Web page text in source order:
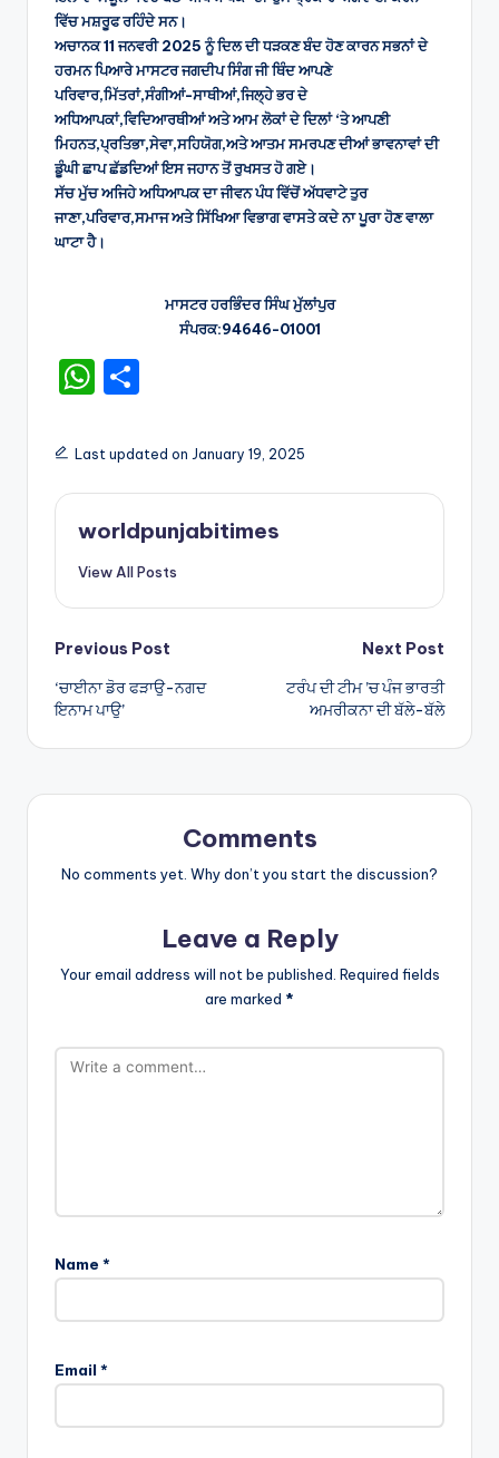
ਵਿੱਚ ਮਸ਼ਰੂਫ ਰਹਿੰਦੇ ਸਨ।
ਅਚਾਨਕ 11 ਜਨਵਰੀ 2025 ਨੂੰ ਦਿਲ ਦੀ ਧੜਕਣ ਬੰਦ ਹੋਣ ਕਾਰਨ ਸਭਨਾਂ ਦੇ
ਹਰਮਨ ਪਿਆਰੇ ਮਾਸਟਰ ਜਗਦੀਪ ਸਿੰਗ ਜੀ ਥਿੰਦ ਆਪਣੇ
ਪਰਿਵਾਰ,ਮਿੱਤਰਾਂ,ਸੰਗੀਆਂ-ਸਾਥੀਆਂ,ਜਿਲ੍ਹੇ ਭਰ ਦੇ
ਅਧਿਆਪਕਾਂ,ਵਿਦਿਆਰਥੀਆਂ ਅਤੇ ਆਮ ਲੋਕਾਂ ਦੇ ਦਿਲਾਂ ‘ਤੇ ਆਪਣੀ
ਮਿਹਨਤ,ਪ੍ਰਤਿਭਾ,ਸੇਵਾ,ਸਹਿਯੋਗ,ਅਤੇ ਆਤਮ ਸਮਰਪਣ ਦੀਆਂ ਭਾਵਨਾਵਾਂ ਦੀ
ਡੂੰਘੀ ਛਾਪ ਛੱਡਦਿਆਂ ਇਸ ਜਹਾਨ ਤੋਂ ਰੁਖਸਤ ਹੋ ਗਏ।
ਸੱਚ ਮੁੱਚ ਅਜਿਹੇ ਅਧਿਆਪਕ ਦਾ ਜੀਵਨ ਪੰਧ ਵਿੱਚੋਂ ਅੱਧਵਾਟੇ ਤੁਰ
ਜਾਣਾ,ਪਰਿਵਾਰ,ਸਮਾਜ ਅਤੇ ਸਿੱਖਿਆ ਵਿਭਾਗ ਵਾਸਤੇ ਕਦੇ ਨਾ ਪੂਰਾ ਹੋਣ ਵਾਲਾ
ਘਾਟਾ ਹੈ।
ਮਾਸਟਰ ਹਰਭਿੰਦਰ ਸਿੰਘ ਮੁੱਲਾਂਪੁਰ
ਸੰਪਰਕ:94646-01001
W
a
ts
A
p
ar
e
Last updated on January 19, 2025
worldpunjabitimes
View All Posts
Post
navigation
Previous Post
‘ਚਾਈਨਾ ਡੋਰ ਫੜਾਉ-ਨਗਦ
ਇਨਾਮ ਪਾਉ’
Next Post
ਟਰੰਪ ਦੀ ਟੀਮ ’ਚ ਪੰਜ ਭਾਰਤੀ
ਅਮਰੀਕਨਾ ਦੀ ਬੱਲੇ-ਬੱਲੇ
Comments
No comments yet. Why don’t you start the discussion?
Leave a Reply
Your email address will not be published. Required fields
are marked *
Name *
Email *